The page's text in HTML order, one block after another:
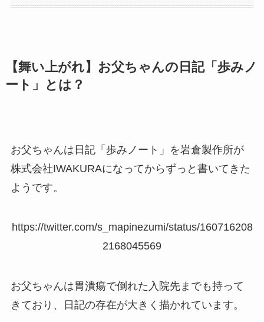
【舞い上がれ】お父ちゃんの日記「歩みノ
ート」とは？
お父ちゃんは日記「歩みノート」を岩倉製作所が
株式会社IWAKURAになってからずっと書いてきた
ようです。
https://twitter.com/s_mapinezumi/status/160716208
2168045569
お父ちゃんは胃潰瘍で倒れた入院先までも持って
きており、日記の存在が大きく描かれています。